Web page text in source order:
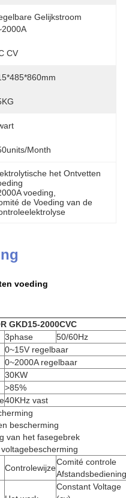
Gelijkstroom
CV
month
het Ontvetten
voeding
de Voeding van de
voeding
GKD15-2000CVC
3phase 50/60Hz
0~15V regelbaar
0~2000A regelbaar
30KW
>85%
40KHz vast
bescherming
van het fasegebrek
Controlewijze
Comité controle
Afstandsbediening
Constant Voltage